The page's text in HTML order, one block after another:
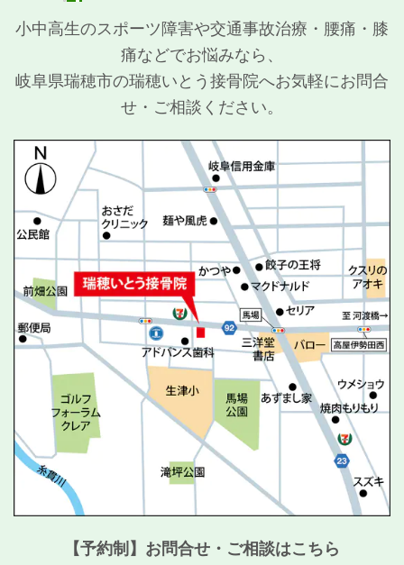
小中高生のスポーツ障害や交通事故治療・腰痛・膝
痛などでお悩みなら、
岐阜県瑞穂市の瑞穂いとう接骨院へお気軽にお問合
せ・ご相談ください。
【予約制】お問合せ・ご相談はこちら